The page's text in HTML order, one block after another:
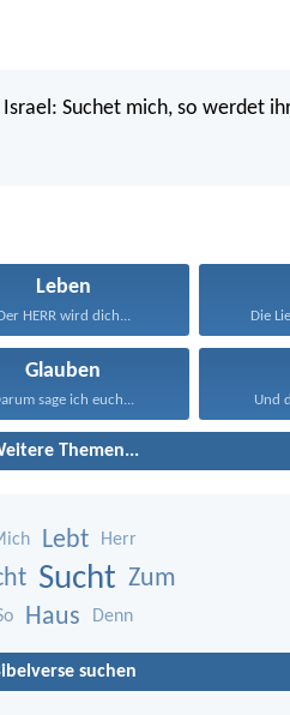
Israel: Suchet mich, so werdet
Leben
HERR wird dich... Die
Glauben
sage ich euch... Und
Themen...
Lebt Herr
Sucht Zum
Haus Denn
suchen